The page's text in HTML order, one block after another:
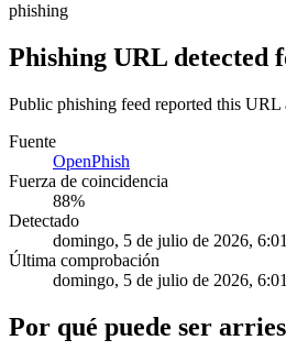
phishing
Phishing URL detected
Public phishing feed reported this URL
Fuente
OpenPhish
Fuerza de coincidencia
88%
Detectado
domingo, 5 de julio de 2026,
Última comprobación
domingo, 5 de julio de 2026,
Por qué puede ser